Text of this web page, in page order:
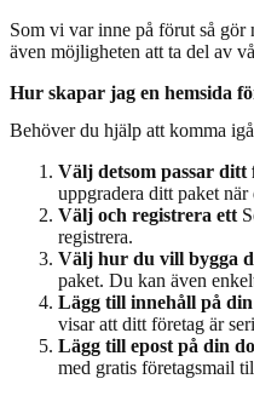
Som vi var inne på förut så gör
även möjligheten att ta del av
Hur skapar jag en hemsida
Behöver du hjälp att komma
Välj detsom passar ditt
uppgradera ditt paket
Välj och registrera ett
registrera.
Välj hur du vill bygga
paket. Du kan även
Lägg till innehåll på din
visar att ditt företag är
Lägg till epost på din
med gratis företagsmail